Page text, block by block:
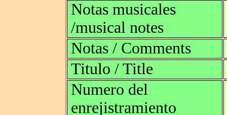
Notas musicales
/musical notes
Notas / Comments
Titulo / Title
Numero del
enrejistramiento